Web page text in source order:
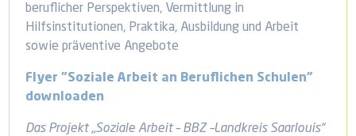
beruflicher Perspektiven, Vermittlung in
Hilfsinstitutionen, Praktika, Ausbildung und Arbeit
sowie präventive Angebote
Flyer "Soziale Arbeit an Beruflichen Schulen"
downloaden
Das Projekt „Soziale Arbeit – BBZ –Landkreis Saarlouis“